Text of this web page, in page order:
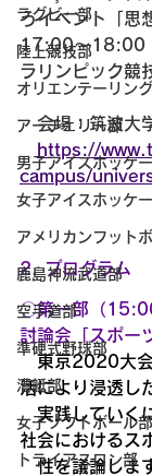
ラグビー部
陸上競技部
オリエンテーリン
アーチェリー部
男子アイスホッケ
女子アイスホッケ
アメリカンフット
鹿島神流武道部
空手道部
準硬式野球部
漕艇部
女子ソフトボール部
トライアスロン部
うイベント「思
17:00～18:00
ラリンピック競
会場：筑波大
https://
campus/
2. プログラム
〇第一部（
討論会「スポー
東京2020大
活により浸透し
実践していくに
社会におけるス
性を議論します